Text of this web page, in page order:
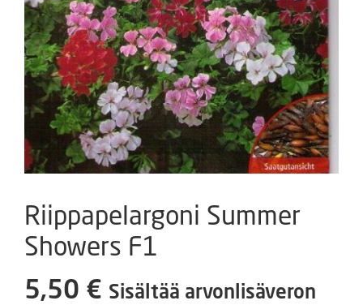
Riippapelargoni Summer
Showers F1
5,50 € Sisältää arvonlisäveron